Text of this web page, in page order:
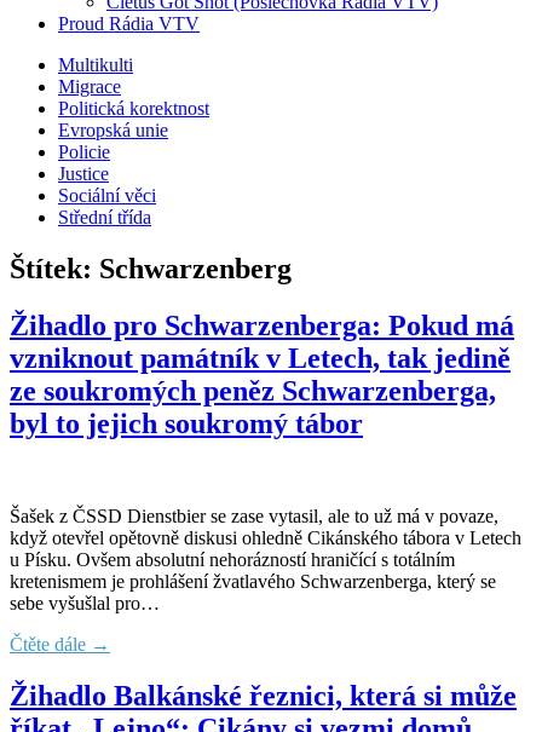
Proud Rádia VTV
Sub
menu
Multikulti
Migrace
Politická korektnost
Evropská unie
Policie
Justice
Sociální věci
Střední třída
Štítek: Schwarzenberg
Žihadlo pro Schwarzenberga: Pokud má
vzniknout památník v Letech, tak jedině
ze soukromých peněz Schwarzenberga,
byl to jejich soukromý tábor
Šašek z ČSSD Dienstbier se zase vytasil, ale to už má v povaze,
když otevřel opětovně diskusi ohledně Cikánského tábora v Letech
u Písku. Ovšem absolutní nehorázností hraničící s totálním
kretenismem je prohlášení žvatlavého Schwarzenberga, který se
sebe vyšušlal pro…
Čtěte dále →
Žihadlo Balkánské řeznici, která si může